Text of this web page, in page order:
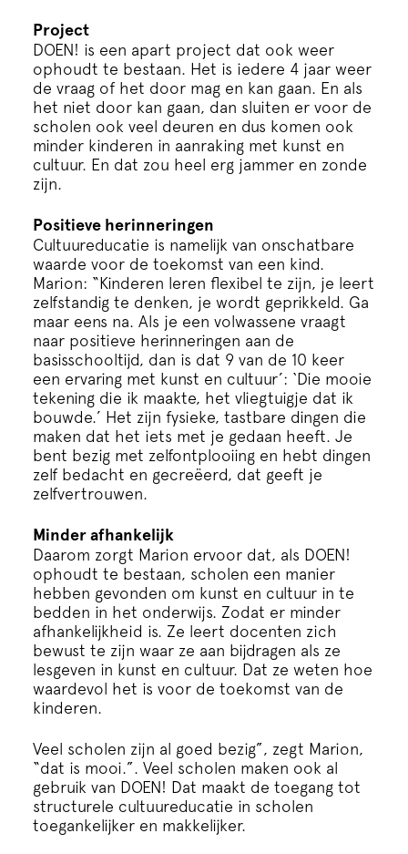
Project
DOEN! is een apart project dat ook weer
ophoudt te bestaan. Het is iedere 4 jaar weer
de vraag of het door mag en kan gaan. En als
het niet door kan gaan, dan sluiten er voor de
scholen ook veel deuren en dus komen ook
minder kinderen in aanraking met kunst en
cultuur. En dat zou heel erg jammer en zonde
zijn.
Positieve herinneringen
Cultuureducatie is namelijk van onschatbare
waarde voor de toekomst van een kind.
Marion: “Kinderen leren flexibel te zijn, je leert
zelfstandig te denken, je wordt geprikkeld. Ga
maar eens na. Als je een volwassene vraagt
naar positieve herinneringen aan de
basisschooltijd, dan is dat 9 van de 10 keer
een ervaring met kunst en cultuur’: ‘Die mooie
tekening die ik maakte, het vliegtuigje dat ik
bouwde.’ Het zijn fysieke, tastbare dingen die
maken dat het iets met je gedaan heeft. Je
bent bezig met zelfontplooiing en hebt dingen
zelf bedacht en gecreëerd, dat geeft je
zelfvertrouwen.
Minder afhankelijk
Daarom zorgt Marion ervoor dat, als DOEN!
ophoudt te bestaan, scholen een manier
hebben gevonden om kunst en cultuur in te
bedden in het onderwijs. Zodat er minder
afhankelijkheid is. Ze leert docenten zich
bewust te zijn waar ze aan bijdragen als ze
lesgeven in kunst en cultuur. Dat ze weten hoe
waardevol het is voor de toekomst van de
kinderen.
Veel scholen zijn al goed bezig”, zegt Marion,
“dat is mooi.”. Veel scholen maken ook al
gebruik van DOEN! Dat maakt de toegang tot
structurele cultuureducatie in scholen
toegankelijker en makkelijker.